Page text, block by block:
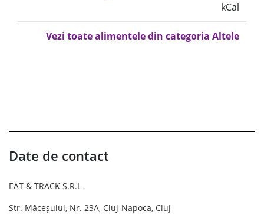
kCal
Vezi toate alimentele din categoria Altele
Date de contact
EAT & TRACK S.R.L
Str. Măceșului, Nr. 23A, Cluj-Napoca, Cluj